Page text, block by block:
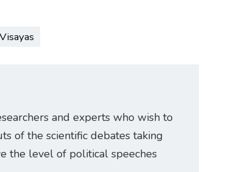
and experts who wish to
of the scientific debates taking
the level of political speeches